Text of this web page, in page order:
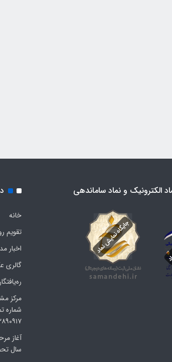
الکترونیک و نماد ساماندهی
خانه
تقویم
اخبار
گالری
مرکز
۲۲۸۹۰۹۱۷ -
آغاز
سال تحصیلی